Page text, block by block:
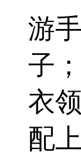
游
子
衣
配